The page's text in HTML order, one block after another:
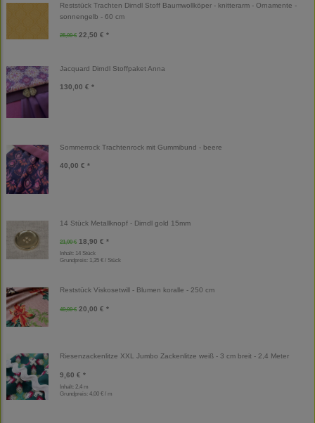
Reststück Trachten Dirndl Stoff Baumwollköper - knitterarm - Ornamente -
sonnengelb - 60 cm
25,00 € 22,50 € *
Jacquard Dirndl Stoffpaket Anna
130,00 € *
Sommerrock Trachtenrock mit Gummibund - beere
40,00 € *
14 Stück Metallknopf - Dirndl gold 15mm
21,00 € 18,90 € *
Inhalt: 14 Stück
Grundpreis: 1,35 € / Stück
Reststück Viskosetwill - Blumen koralle - 250 cm
40,00 € 20,00 € *
Riesenzackenlitze XXL Jumbo Zackenlitze weiß - 3 cm breit - 2,4 Meter
9,60 € *
Inhalt: 2,4 m
Grundpreis: 4,00 € / m